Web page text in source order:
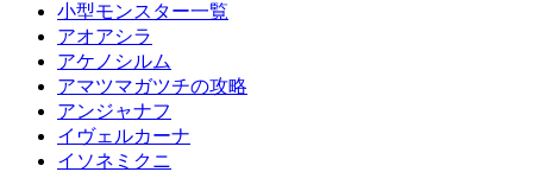
小型モンスター一覧
アオアシラ
アケノシルム
アマツマガツチの攻略
アンジャナフ
イヴェルカーナ
イソネミクニ